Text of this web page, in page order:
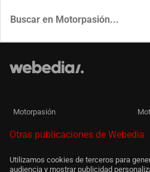
Motorpasión
Otras publicaciones de Webedia
Utilizamos cookies de terceros para
audiencia y mostrar publicidad